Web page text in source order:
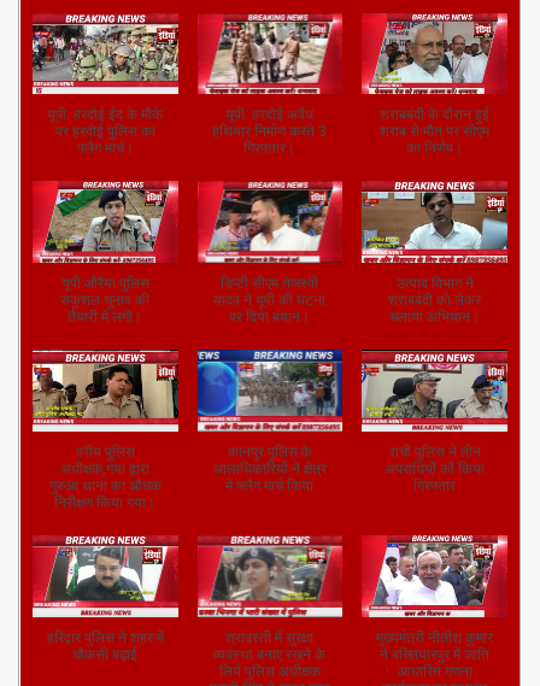
यूपी: हरदोई ईद के मौके
पर हरदोई पुलिस का
फ्लैग मार्च।
यूपी: हरदोई अवैध
हथियार निर्माण करते 3
गिरफ्तार।
शराबबंदी के दौरान हुई
शराब से मौत पर सीएम
का निर्णय।
यूपी:औरैया पुलिस
सकुशल चुनाव की
तैयारी में लगी।
डिप्टी सीएम तेजस्वी
यादव ने यूपी की घटना
पर दिया बयान।
उत्पाद विभाग ने
शराबबंदी को लेकर
चलाया अभियान।
वरीय पुलिस
अधीक्षक,गया द्वारा
गुरुआ थाना का औचक
निरीक्षण किया गया।
कानपुर पुलिस के
आलाधिकारियों ने क्षेत्र
में फ्लैग मार्च किया
रांची पुलिस ने तीन
अपराधियों को किया
गिरफ्तार
हरिद्वार पुलिस ने शहर में
चौकसी बढ़ाई
श्रावस्ती में सुरक्षा
व्यवस्था बनाए रखने के
लिये पुलिस अधीक्षक
प्राची सिंह ने सघन गश्त
मुख्यमंत्री नीतीश कुमार
ने बख्तियारपुर में जाति
आधारित गणना
कार्यक्रम का शुभारंभ